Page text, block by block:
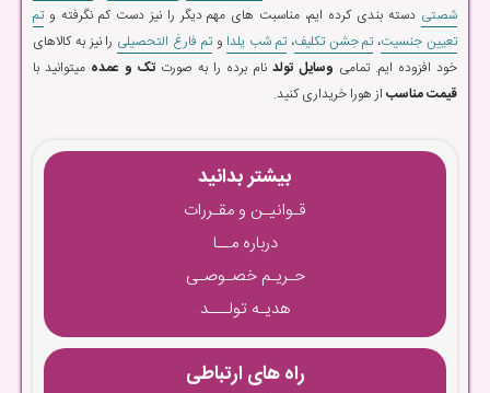
شصتی دسته بندی کرده ایم، مناسبت های مهم دیگر را نیز دست کم نگرفته وتم
تعیین جنسیت،تم جشن تکلیف،تم شب یلدا وتم فارغ التحصیلی را نیز به کالاهای
خود افزوده ایم. تمامی وسایل تولد نام برده را به صورت تک و عمده میتوانید با
قیمت مناسب از هورا خریداری کنید.
بیشتر بدانید
قـوانیـن و مقـررات
درباره مــا
حـریـم خصـوصـی
هدیـه تولـــد
راه های ارتباطی